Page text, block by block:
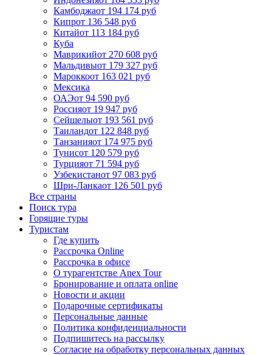
Камбоджаот 194 174 руб
Кипрот 136 548 руб
Китайот 113 184 руб
Куба
Маврикийот 270 608 руб
Мальдивыот 179 327 руб
Мароккоот 163 021 руб
Мексика
ОАЭот 94 590 руб
Россияот 19 947 руб
Сейшелыот 193 561 руб
Таиландот 122 848 руб
Танзанияот 174 975 руб
Тунисот 120 579 руб
Турцияот 71 594 руб
Узбекистанот 97 083 руб
Шри-Ланкаот 126 501 руб
Все страны
Поиск тура
Горящие туры
Туристам
Где купить
Рассрочка Online
Рассрочка в офисе
О турагентстве Anex Tour
Бронирование и оплата online
Новости и акции
Подарочные сертификаты
Персональные данные
Политика конфиденциальности
Подпишитесь на рассылку
Согласие на обработку персональных данных